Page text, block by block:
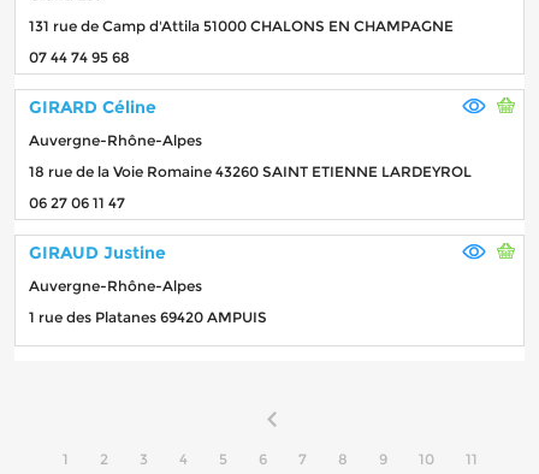
131 rue de Camp d'Attila 51000 CHALONS EN CHAMPAGNE
07 44 74 95 68
GIRARD Céline
Auvergne-Rhône-Alpes
18 rue de la Voie Romaine 43260 SAINT ETIENNE LARDEYROL
06 27 06 11 47
GIRAUD Justine
Auvergne-Rhône-Alpes
1 rue des Platanes 69420 AMPUIS
1 2 3 4 5 6 7 8 9 10 11